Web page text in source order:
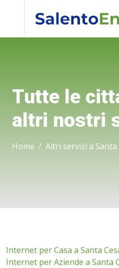
Tutte le
altri nostri
Home Altri servizi a
Internet per Casa a Santa
Internet per Aziende a Santa